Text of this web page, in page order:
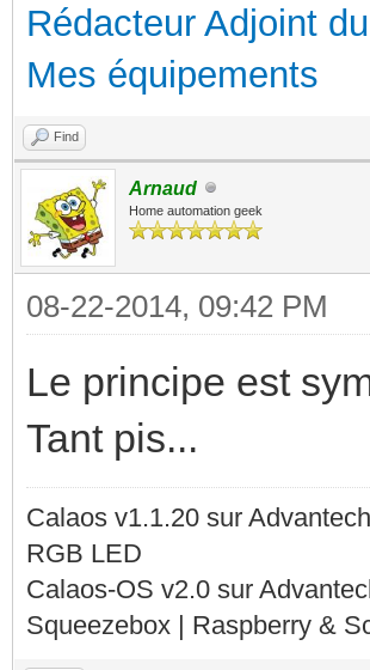
Rédacteur Adjoint
Mes équipements
Find
Arnaud
Home automation geek
08-22-2014, 09:42 PM
Le principe est
Tant pis...
Calaos v1.1.20 sur
RGB LED
Calaos-OS v2.0 sur
Squeezebox | Raspberry &